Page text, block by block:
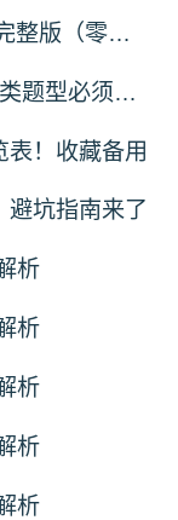
2027考研英语（二）裸考试卷完整版（零基础起步摸底试卷）
考研英语二题型分值详解：这3类题型必须重点突破！
表！收藏备用
避坑指南来了
析
析
析
析
析